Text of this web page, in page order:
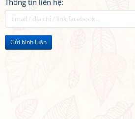
Thông tin liên hệ:
Gửi bình luận